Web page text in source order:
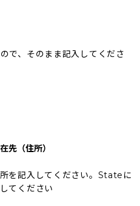
で、そのまま記入してくださ
先（住所）
を記入してください。Stateに
てください